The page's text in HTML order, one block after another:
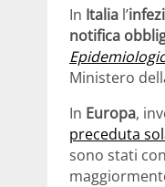
In Italia l’
notifica
Ministero
In Europa,
preceduta
sono stati